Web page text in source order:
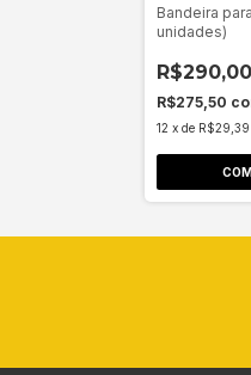
Bandeira
unidades)
R$290,00
R$275,50
12 x de R$29,39